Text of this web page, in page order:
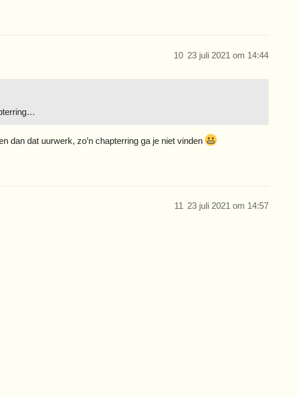
23 juli 2021 om 14:44
10
dan dat uurwerk, zo’n chapterring ga je niet vinden
23 juli 2021 om 14:57
11